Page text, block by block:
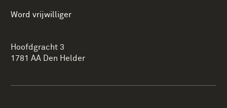
Word vrijwilliger
Hoofdgracht 3
1781 AA Den Helder